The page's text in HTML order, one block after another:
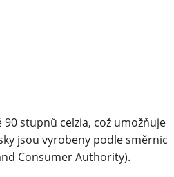
stupnů celzia, což umožňuje
jsou vyrobeny podle směrnic
Consumer Authority).